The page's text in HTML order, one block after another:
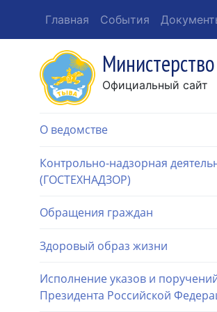
Главная События
Официальный сайт
О ведомстве
Контрольно-надзорная
(ГОСТЕХНАДЗОР)
Обращения граждан
Здоровый образ жизни
Исполнение указов и
Президента Российской